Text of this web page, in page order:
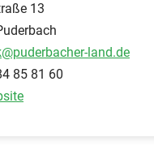
13
land.de
85 81 60